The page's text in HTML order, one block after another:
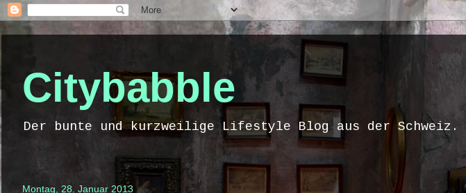
Citybabble
Der bunte und kurzweilige Lifestyle Blog aus der Schweiz.
Montag, 28. Januar 2013